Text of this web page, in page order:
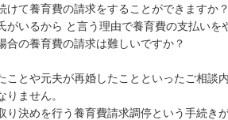
けて養育費の請求をすることができますか？
がいるから と言う理由で養育費の支払いを
合の養育費の請求は難しいですか？
とや元夫が再婚したことといったご相談
ません。
り決めを行う養育費請求調停という手続き